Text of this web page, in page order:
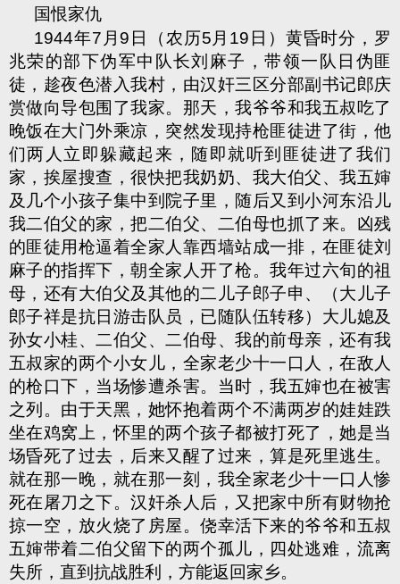
国恨家仇
1944年7 月 9 日（农历5 月 19 日）黄昏时分，罗
兆荣的部下伪军中队长刘麻子，带领一队日伪匪
徒，趁夜色潜入我村，由汉奸三区分部副书记郎庆
赏做向导包围了我家。那天，我爷爷和我五叔吃了
晚饭在大门外乘凉，突然发现持枪匪徒进了街，他
们两人立即躲藏起来，随即就听到匪徒进了我们
家，挨屋搜查，很快把我奶奶、我大伯父、我五婶
及几个小孩子集中到院子里，随后又到小河东沿儿
我二伯父的家，把二伯父、二伯母也抓了来。凶残
的匪徒用枪逼着全家人靠西墙站成一排，在匪徒刘
麻子的指挥下，朝全家人开了枪。我年过六旬的祖
母，还有大伯父及其他的二儿子郎子申、（大儿子
郎子祥是抗日游击队员，已随队伍转移）大儿媳及
孙女小桂、二伯父、二伯母、我的前母亲，还有我
五叔家的两个小女儿，全家老少十一口人，在敌人
的枪口下，当场惨遭杀害。当时，我五婶也在被害
之列。由于天黑，她怀抱着两个不满两岁的娃娃跌
坐在鸡窝上，怀里的两个孩子都被打死了，她是当
场昏死了过去，后来又醒了过来，算是死里逃生。
就在那一晚，就在那一刻，我全家老少十一口人惨
死在屠刀之下。汉奸杀人后，又把家中所有财物抢
掠一空，放火烧了房屋。侥幸活下来的爷爷和五叔
五婶带着二伯父留下的两个孤儿，四处逃难，流离
失所，直到抗战胜利，方能返回家乡。